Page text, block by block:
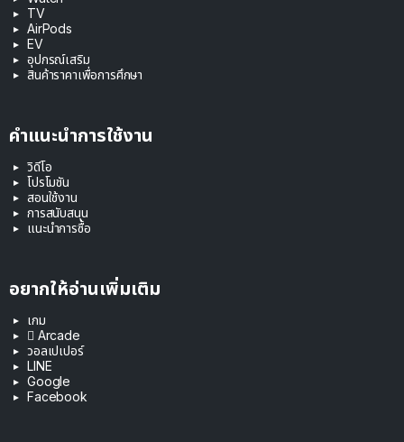
TV
AirPods
EV
อุปกรณ์เสริม
สินค้าราคาเพื่อการศึกษา
คำแนะนำการใช้งาน
วิดีโอ
โปรโมชัน
สอนใช้งาน
การสนับสนุน
แนะนำการซื้อ
อยากให้อ่านเพิ่มเติม
เกม
 Arcade
วอลเปเปอร์
LINE
Google
Facebook